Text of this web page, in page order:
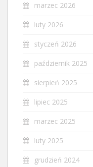
marzec 2026
luty 2026
styczeń 2026
październik 2025
sierpień 2025
lipiec 2025
marzec 2025
luty 2025
grudzień 2024